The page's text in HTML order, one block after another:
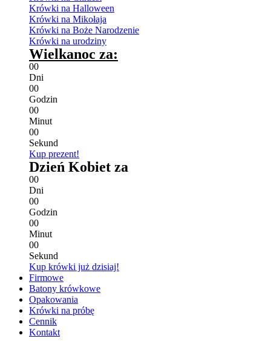
Krówki na Halloween
Krówki na Mikołaja
Krówki na Boże Narodzenie
Krówki na urodziny
Wielkanoc za:
00
Dni
00
Godzin
00
Minut
00
Sekund
Kup prezent!
Dzień Kobiet za
00
Dni
00
Godzin
00
Minut
00
Sekund
Kup krówki już dzisiaj!
Firmowe
Batony krówkowe
Opakowania
Krówki na próbę
Cennik
Kontakt